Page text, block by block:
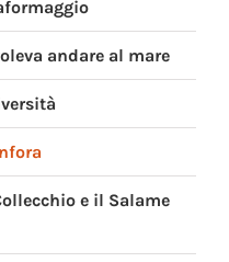
andare al mare
e il Salame